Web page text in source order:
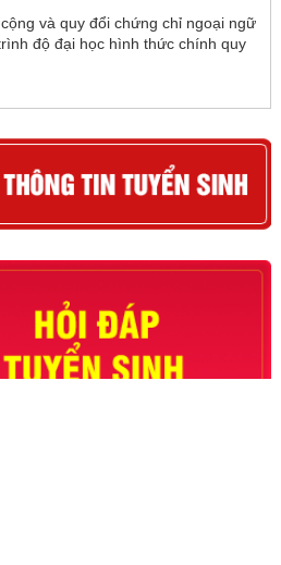
và quy đổi chứng chỉ ngoại ngữ
độ đại học hình thức chính quy